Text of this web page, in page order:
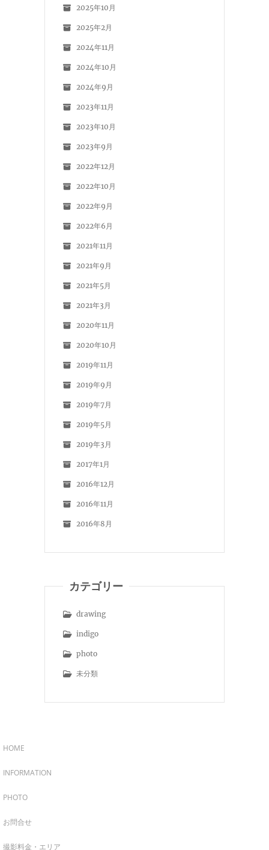
2025年10月
2025年2月
2024年11月
2024年10月
2024年9月
2023年11月
2023年10月
2023年9月
2022年12月
2022年10月
2022年9月
2022年6月
2021年11月
2021年9月
2021年5月
2021年3月
2020年11月
2020年10月
2019年11月
2019年9月
2019年7月
2019年5月
2019年3月
2017年1月
2016年12月
2016年11月
2016年8月
カテゴリー
drawing
indigo
photo
未分類
HOME
INFORMATION
PHOTO
お問合せ
撮影料金・エリア